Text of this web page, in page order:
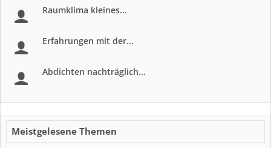
Raumklima kleines...
Erfahrungen mit der...
Abdichten nachträglich...
Meistgelesene Themen